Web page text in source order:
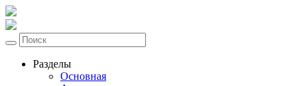
Разделы
Основная